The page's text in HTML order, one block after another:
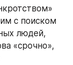
с поиском
людей,
«срочно»,